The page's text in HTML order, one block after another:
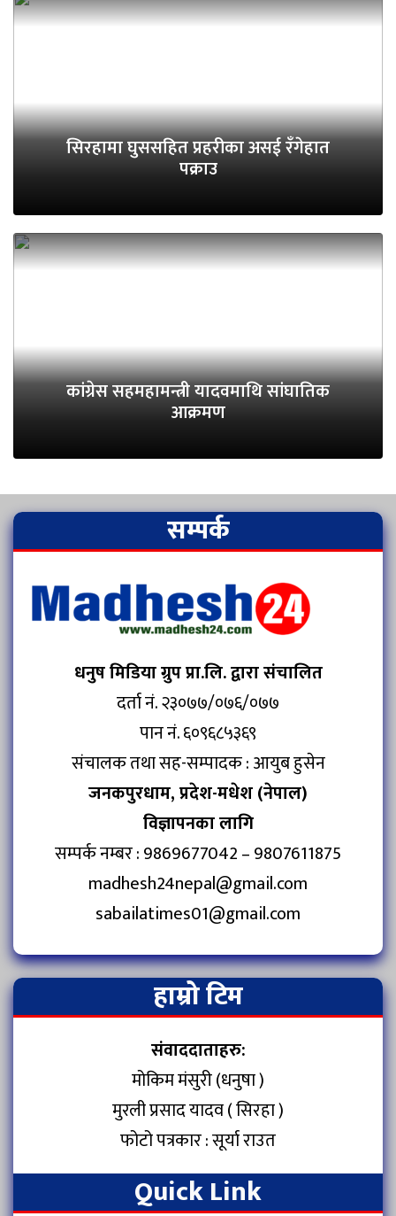
सिरहामा घुससहित प्रहरीका असई रँगेहात
पक्राउ
कांग्रेस सहमहामन्त्री यादवमाथि सांघातिक
आक्रमण
सम्पर्क
धनुष मिडिया ग्रुप प्रा.लि. द्वारा संचालित
दर्ता नं. २३०७७/०७६/०७७
पान नं. ६०९६८५३६९
संचालक तथा सह-सम्पादक : आयुब हुसेन
जनकपुरधाम, प्रदेश-मधेश (नेपाल)
विज्ञापनका लागि
सम्पर्क नम्बर : 9869677042 – 9807611875
madhesh24nepal@gmail.com
sabailatimes01@gmail.com
हाम्रो टिम
संवाददाताहरु:
मोकिम मंसुरी (धनुषा )
मुरली प्रसाद यादव ( सिरहा )
फोटो पत्रकार : सूर्या राउत
Quick Link